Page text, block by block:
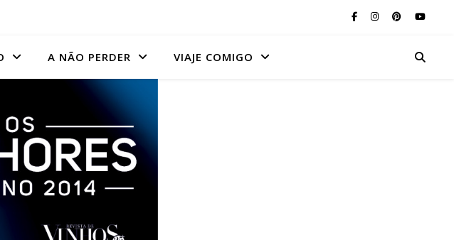
A NÃO PERDER VIAJE COMIGO